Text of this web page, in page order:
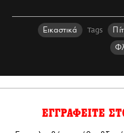
Εικαστικά Tags
ΕΓΓΡΑΦΕΙΤΕ